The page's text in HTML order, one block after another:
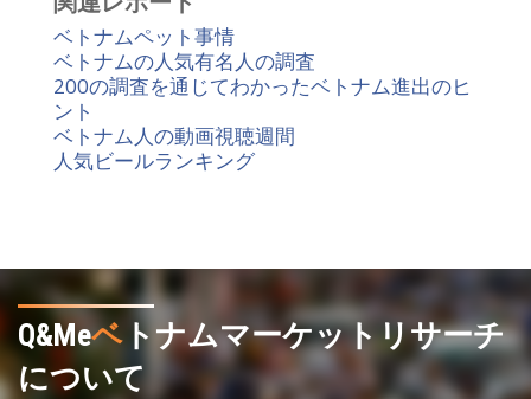
ベトナムペット事情
ベトナムの人気有名人の調査
200の調査を通じてわかったベトナム進出のヒ
ント
ベトナム人の動画視聴週間
人気ビールランキング
Q&Meベ トナムマーケットリサーチ
について